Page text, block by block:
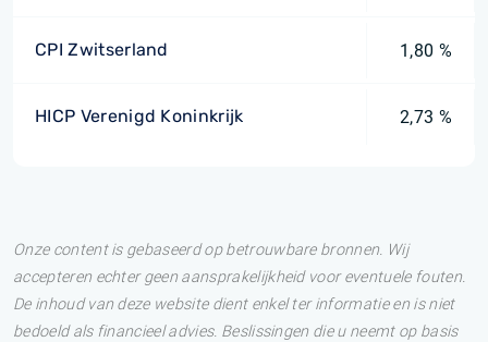
CPI Zwitserland 1,80 %
HICP Verenigd Koninkrijk 2,73 %
Onze content is gebaseerd op betrouwbare bronnen. Wij
accepteren echter geen aansprakelijkheid voor eventuele fouten.
De inhoud van deze website dient enkel ter informatie en is niet
bedoeld als financieel advies. Beslissingen die u neemt op basis